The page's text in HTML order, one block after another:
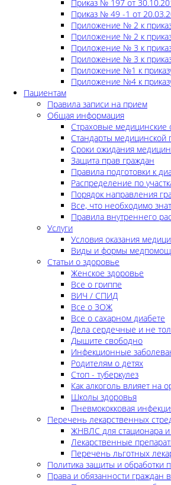
Приказ № 197 от
Приказ № 49 -1 от
Приложение № 2 к
Приложение № 2 к
Приложение № 3 к
Приложение № 3 к
Приложение №1 к
Приложение №4 к
Пациентам
Правила записи на прием
Общая информация
Страховые медицинские
Стандарты
Сроки ожидания
Защита прав граждан
Правила подготовки к
Распределение по
Порядок направления
Все, что необходимо
Правила внутреннего
Услуги
Условия оказания
Виды и формы
Статьи о здоровье
Женское здоровье
Все о гриппе
ВИЧ / СПИД
Все о ЗОЖ
Все о сахарном диабете
Дела сердечные и не
Дышите свободно
Инфекционные
Родителям о детях
Стоп - туберкулез
Как алкоголь влияет на
Школы здоровья
Пневмококковая
Перечень лекарственных
ЖНВЛС для стационара
Лекарственные
Перечень льготных
Политика защиты и обработки
Права и обязанности граждан